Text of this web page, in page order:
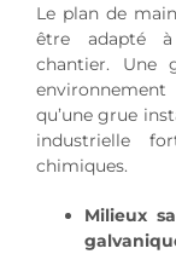
Le plan de
être adapté à
chantier. Une
qu’une grue
industrielle
chimiques.
Milieux